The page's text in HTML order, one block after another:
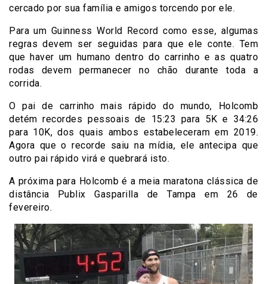
cercado por sua família e amigos torcendo por ele.
Para um Guinness World Record como esse, algumas
regras devem ser seguidas para que ele conte. Tem
que haver um humano dentro do carrinho e as quatro
rodas devem permanecer no chão durante toda a
corrida.
O pai de carrinho mais rápido do mundo, Holcomb
detém recordes pessoais de 15:23 para 5K e 34:26
para 10K, dos quais ambos estabeleceram em 2019.
Agora que o recorde saiu na mídia, ele antecipa que
outro pai rápido virá e quebrará isto.
A próxima para Holcomb é a meia maratona clássica de
distância Publix Gasparilla de Tampa em 26 de
fevereiro.